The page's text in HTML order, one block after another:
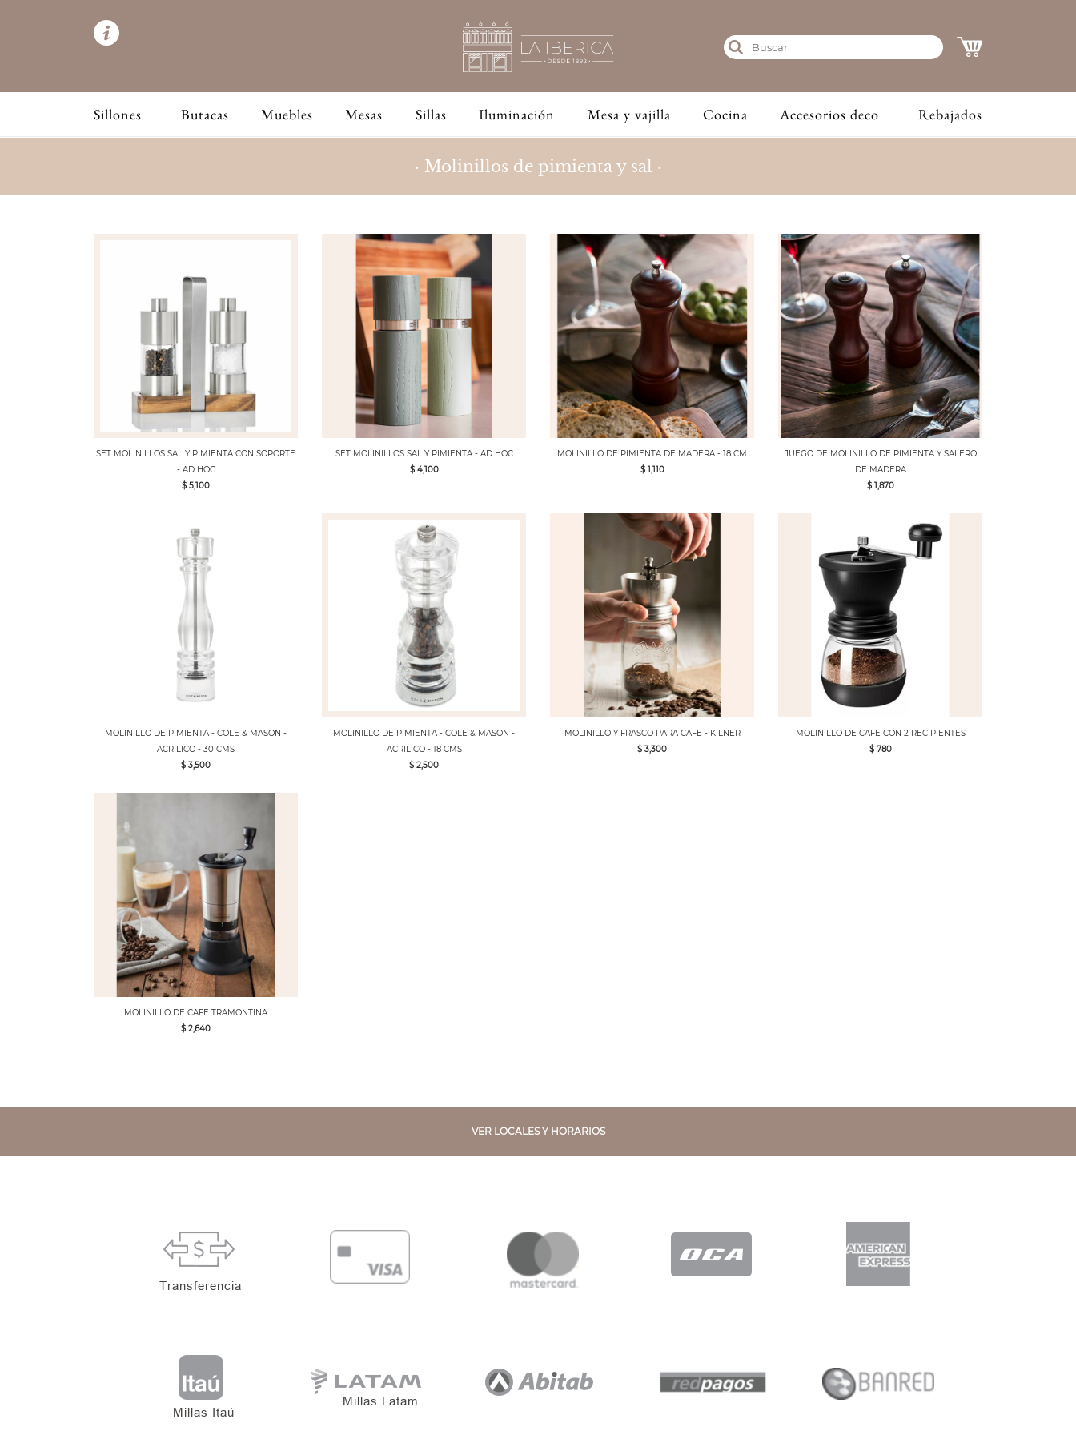
Sillones Butacas Muebles Mesas Sillas Iluminación Mesa y vajilla Cocina Accesorios deco Rebajados
· Molinillos de pimienta y sal ·
SET MOLINILLOS SAL Y PIMIENTA CON SOPORTE
- AD HOC
$ 5,100
SET MOLINILLOS SAL Y PIMIENTA - AD HOC
$ 4,100
MOLINILLO DE PIMIENTA DE MADERA - 18 CM
$ 1,110
JUEGO DE MOLINILLO DE PIMIENTA Y SALERO
DE MADERA
$ 1,870
MOLINILLO DE PIMIENTA - COLE & MASON -
ACRILICO - 30 CMS
$ 3,500
MOLINILLO DE PIMIENTA - COLE & MASON -
ACRILICO - 18 CMS
$ 2,500
MOLINILLO Y FRASCO PARA CAFE - KILNER
$ 3,300
MOLINILLO DE CAFE CON 2 RECIPIENTES
$ 780
MOLINILLO DE CAFE TRAMONTINA
$ 2,640
VER LOCALES Y HORARIOS